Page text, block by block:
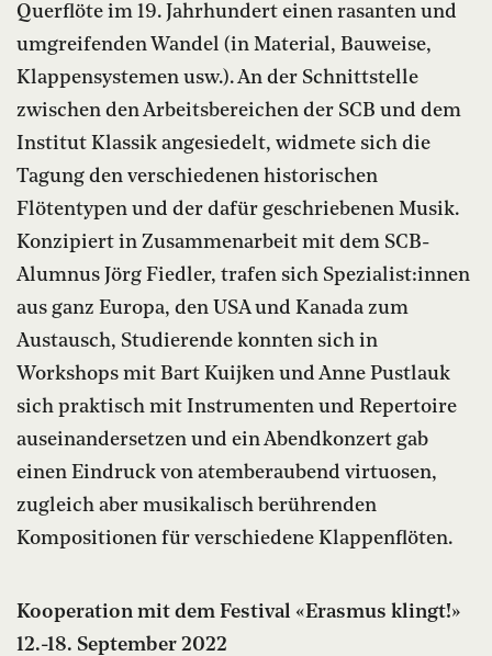
Querflöte im 19. Jahrhundert einen rasanten und
umgreifenden Wandel (in Material, Bauweise,
Klappensystemen usw.). An der Schnittstelle
zwischen den Arbeitsbereichen der SCB und dem
Institut Klassik angesiedelt, widmete sich die
Tagung den verschiedenen historischen
Flötentypen und der dafür geschriebenen Musik.
Konzipiert in Zusammenarbeit mit dem SCB-
Alumnus Jörg Fiedler, trafen sich Spezialist:innen
aus ganz Europa, den USA und Kanada zum
Austausch, Studierende konnten sich in
Workshops mit Bart Kuijken und Anne Pustlauk
sich praktisch mit Instrumenten und Repertoire
auseinandersetzen und ein Abendkonzert gab
einen Eindruck von atemberaubend virtuosen,
zugleich aber musikalisch berührenden
Kompositionen für verschiedene Klappenflöten.
Kooperation mit dem Festival «Erasmus klingt!»
12.-18. September 2022